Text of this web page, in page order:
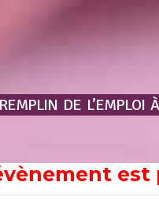
DE L’EMPLOI À
est